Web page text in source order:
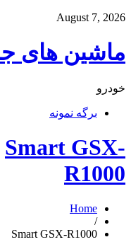
August 7, 2026
ماشین های
خودرو
برگه نمونه
Smart GSX-
R1000
Home
/
Smart GSX-R1000